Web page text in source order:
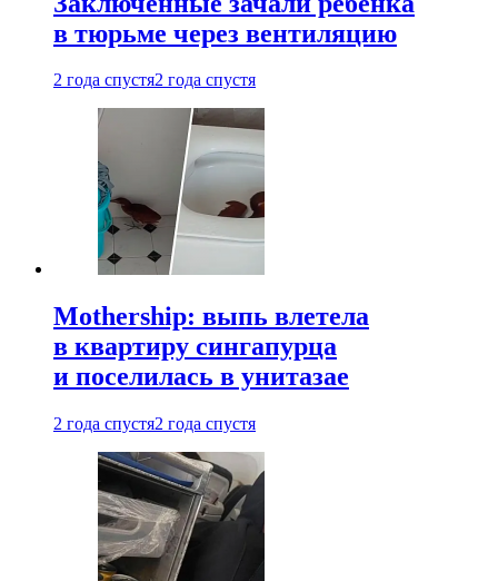
в тюрьме через вентиляцию
2 года спустя2 года спустя
Mothership: выпь влетела
в квартиру сингапурца
и поселилась в унитазае
2 года спустя2 года спустя